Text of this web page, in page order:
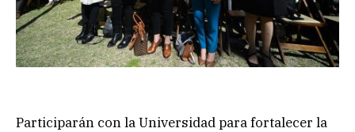
Participarán con la Universidad para fortalecer la